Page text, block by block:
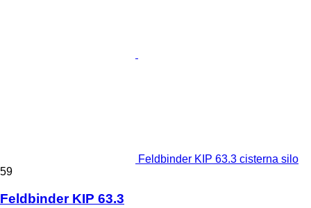
Feldbinder KIP 63.3 cisterna silo
59
Feldbinder KIP 63.3